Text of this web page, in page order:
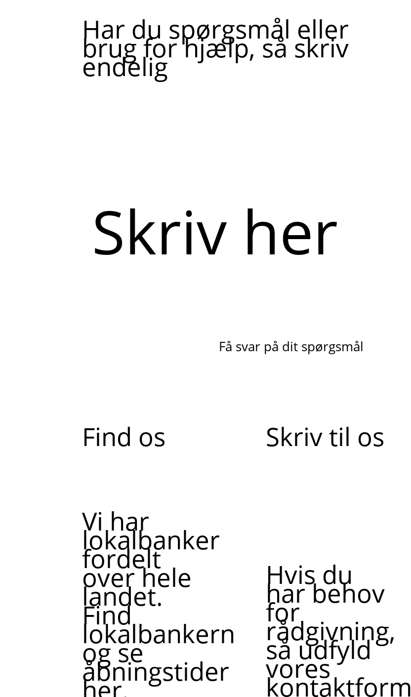
Har du spørgsmål eller
brug for hjælp, så skriv
endelig
Få svar på dit spørgsmål
Find os
Vi har
lokalbanker
fordelt
over hele
landet.
Find
lokalbankerne,
og se
åbningstider
her.
Skriv til os
Hvis du
har behov
for
rådgivning,
så udfyld
vores